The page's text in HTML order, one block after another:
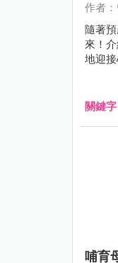
作者
隨著
來！
地迎
關鍵字
哺育